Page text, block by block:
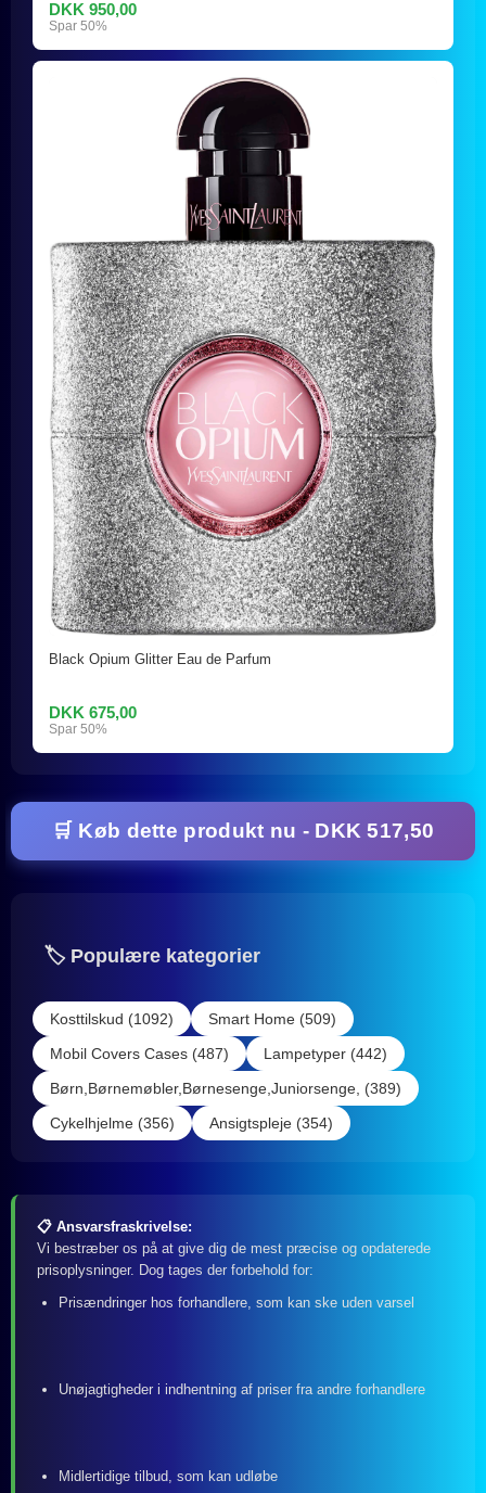
DKK 950,00
Spar 50%
Black Opium Glitter Eau de Parfum
DKK 675,00
Spar 50%
🛒 Køb dette produkt nu - DKK 517,50
🏷️ Populære kategorier
Kosttilskud (1092)
Smart Home (509)
Mobil Covers Cases (487)
Lampetyper (442)
Børn,Børnemøbler,Børnesenge,Juniorsenge, (389)
Cykelhjelme (356)
Ansigtspleje (354)
📋 Ansvarsfraskrivelse:
Vi bestræber os på at give dig de mest præcise og opdaterede
prisoplysninger. Dog tages der forbehold for:
Prisændringer hos forhandlere, som kan ske uden varsel
Unøjagtigheder i indhentning af priser fra andre forhandlere
Midlertidige tilbud, som kan udløbe